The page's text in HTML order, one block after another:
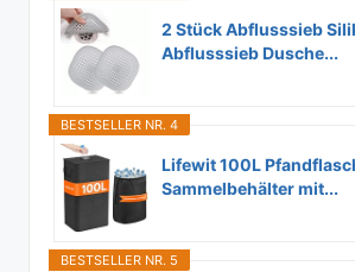
2 Stück Abflusssieb
Abflusssieb Dusche...
BESTSELLER NR. 4
Lifewit 100L
Sammelbehälter mit...
BESTSELLER NR. 5